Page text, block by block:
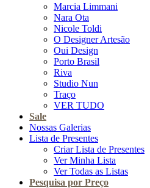
Marcia Limmani
Nara Ota
Nicole Toldi
O Designer Artesão
Oui Design
Porto Brasil
Riva
Studio Nun
Traço
VER TUDO
Sale
Nossas Galerias
Lista de Presentes
Criar Lista de Presentes
Ver Minha Lista
Ver Todas as Listas
Pesquisa por Preço